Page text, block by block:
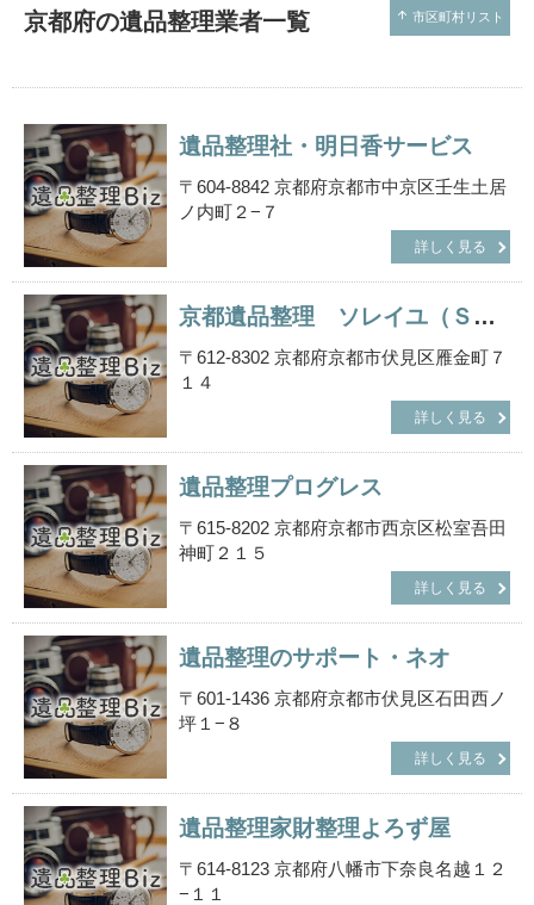
京都府の遺品整理業者一覧 arrow_upward 市区町村リスト
遺品整理社・明日香サービス
〒604-8842 京都府京都市中京区壬生土居
ノ内町２−７
詳しく見る
京都遺品整理 ソレイユ（Ｓｏｌｅｉｌ）
〒612-8302 京都府京都市伏見区雁金町７
１４
詳しく見る
遺品整理プログレス
〒615-8202 京都府京都市西京区松室吾田
神町２１５
詳しく見る
遺品整理のサポート・ネオ
〒601-1436 京都府京都市伏見区石田西ノ
坪１−８
詳しく見る
遺品整理家財整理よろず屋
〒614-8123 京都府八幡市下奈良名越１２
−１１